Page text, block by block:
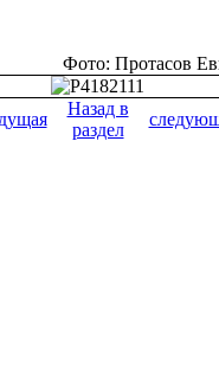
Фото: Протасов
Назад в
раздел